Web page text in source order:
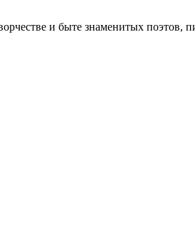
и быте знаменитых поэтов,